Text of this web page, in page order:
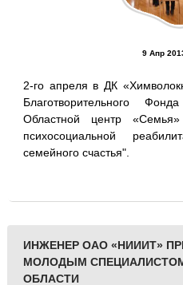
9 Апр
2-го апреля в ДК
Благотворительного
Областной центр
психосоциальной
семейного счастья".
ИНЖЕНЕР ОАО «НИИИТ»
МОЛОДЫМ
ОБЛАСТИ